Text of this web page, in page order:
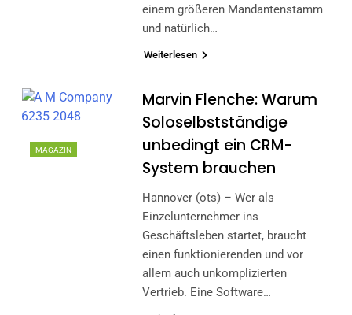
einem größeren Mandantenstamm
und natürlich…
Weiterlesen
MAGAZIN
Marvin Flenche: Warum
Soloselbstständige
unbedingt ein CRM-
System brauchen
Hannover (ots) – Wer als
Einzelunternehmer ins
Geschäftsleben startet, braucht
einen funktionierenden und vor
allem auch unkomplizierten
Vertrieb. Eine Software…